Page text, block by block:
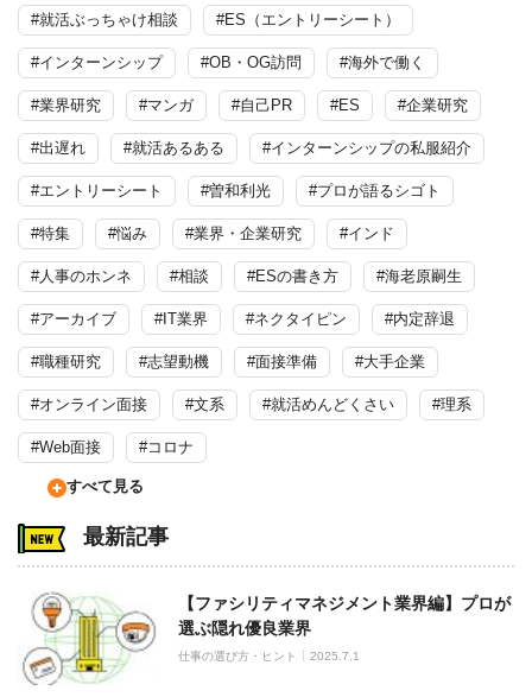
#就活ぶっちゃけ相談 #ES（エントリーシート）
#インターンシップ #OB・OG訪問 #海外で働く
#業界研究 #マンガ #自己PR #ES #企業研究
#出遅れ #就活あるある #インターンシップの私服紹介
#エントリーシート #曽和利光 #プロが語るシゴト
#特集 #悩み #業界・企業研究 #インド
#人事のホンネ #相談 #ESの書き方 #海老原嗣生
#アーカイブ #IT業界 #ネクタイピン #内定辞退
#職種研究 #志望動機 #面接準備 #大手企業
#オンライン面接 #文系 #就活めんどくさい #理系
#Web面接 #コロナ
すべて見る
最新記事
【ファシリティマネジメント業界編】プロが
選ぶ隠れ優良業界
仕事の選び方・ヒント 2025.7.1